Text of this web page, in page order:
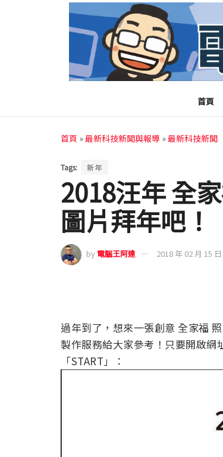
首頁
首頁 »最新科技新聞與報導 »最新科技新聞
Tags: 新年
2018汪年 全
圖片拜年吧！
by 電腦王阿達 2018 年 02 月 15 日
過年到了，想來一張創意 全家福
製作服務給大家參考！只要開啟網
「START」：